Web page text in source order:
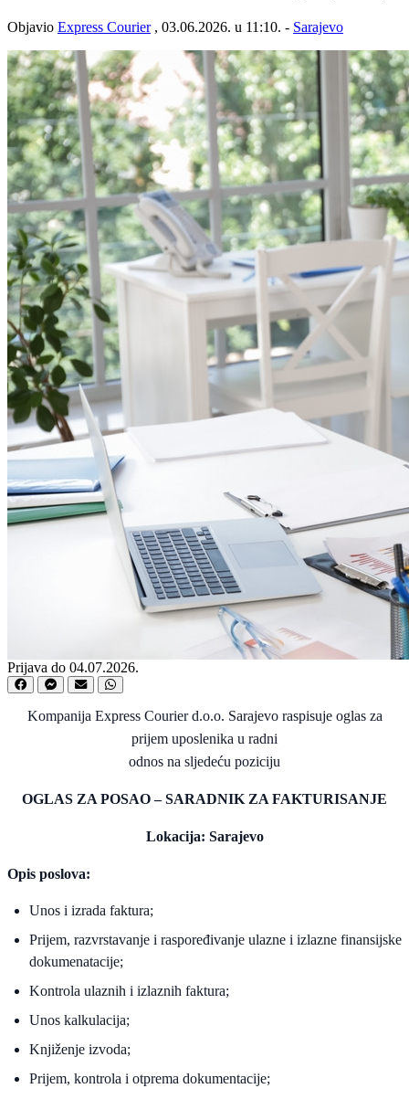
Objavio Express Courier, 03.06.2026. u 11:10. - Sarajevo
Prijava do 04.07.2026.
Kompanija Express Courier d.o.o. Sarajevo raspisuje oglas za
prijem uposlenika u radni
odnos na sljedeću poziciju
OGLAS ZA POSAO – SARADNIK ZA FAKTURISANJE
Lokacija: Sarajevo
Opis poslova:
Unos i izrada faktura;
Prijem, razvrstavanje i raspoređivanje ulazne i izlazne finansijske
dokumenatacije;
Kontrola ulaznih i izlaznih faktura;
Unos kalkulacija;
Knjiženje izvoda;
Prijem, kontrola i otprema dokumentacije;